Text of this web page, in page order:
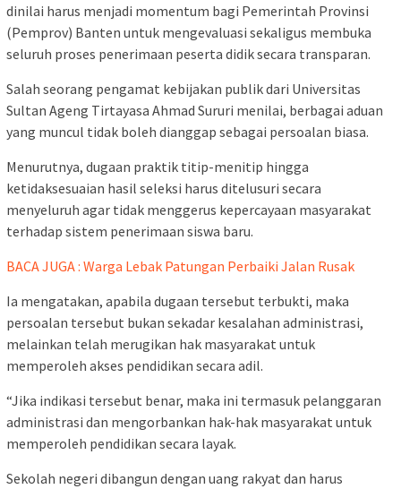
dinilai harus menjadi momentum bagi Pemerintah Provinsi
(Pemprov) Banten untuk mengevaluasi sekaligus membuka
seluruh proses penerimaan peserta didik secara transparan.
Salah seorang pengamat kebijakan publik dari Universitas
Sultan Ageng Tirtayasa Ahmad Sururi menilai, berbagai aduan
yang muncul tidak boleh dianggap sebagai persoalan biasa.
Menurutnya, dugaan praktik titip-menitip hingga
ketidaksesuaian hasil seleksi harus ditelusuri secara
menyeluruh agar tidak menggerus kepercayaan masyarakat
terhadap sistem penerimaan siswa baru.
BACA JUGA : Warga Lebak Patungan Perbaiki Jalan Rusak
Ia mengatakan, apabila dugaan tersebut terbukti, maka
persoalan tersebut bukan sekadar kesalahan administrasi,
melainkan telah merugikan hak masyarakat untuk
memperoleh akses pendidikan secara adil.
“Jika indikasi tersebut benar, maka ini termasuk pelanggaran
administrasi dan mengorbankan hak-hak masyarakat untuk
memperoleh pendidikan secara layak.
Sekolah negeri dibangun dengan uang rakyat dan harus